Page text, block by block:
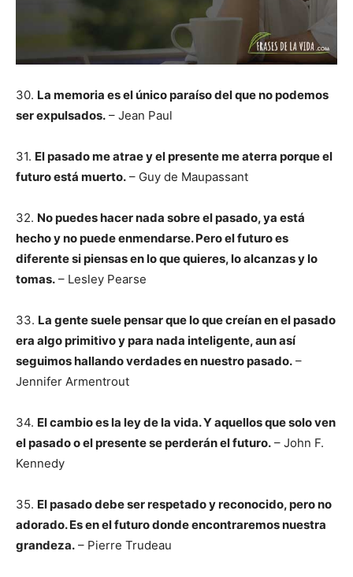
30. La memoria es el único paraíso del que no podemos
ser expulsados. – Jean Paul
31. El pasado me atrae y el presente me aterra porque el
futuro está muerto. – Guy de Maupassant
32. No puedes hacer nada sobre el pasado, ya está
hecho y no puede enmendarse. Pero el futuro es
diferente si piensas en lo que quieres, lo alcanzas y lo
tomas. – Lesley Pearse
33. La gente suele pensar que lo que creían en el pasado
era algo primitivo y para nada inteligente, aun así
seguimos hallando verdades en nuestro pasado. –
Jennifer Armentrout
34. El cambio es la ley de la vida. Y aquellos que solo ven
el pasado o el presente se perderán el futuro. – John F.
Kennedy
35. El pasado debe ser respetado y reconocido, pero no
adorado. Es en el futuro donde encontraremos nuestra
grandeza. – Pierre Trudeau